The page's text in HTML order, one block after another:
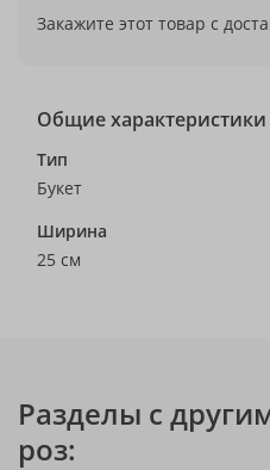
Закажите этот товар с
Общие характеристики
Тип
Букет
Ширина
25 см
Разделы с
роз: